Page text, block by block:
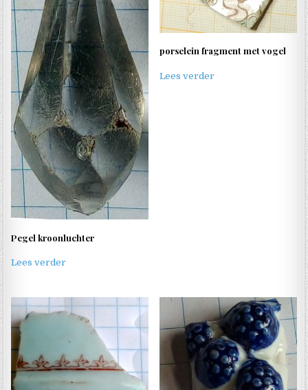
Pegel kroonluchter
Lees verder
porselein fragment met vogel
Lees verder